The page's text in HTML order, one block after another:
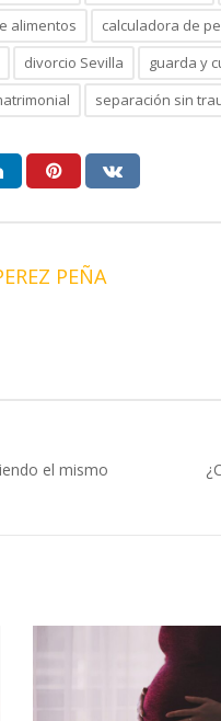
alimentos calculadora de
divorcio Sevilla guarda y
separación sin
PEÑA
el mismo